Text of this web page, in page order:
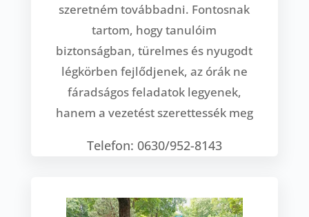
szeretném továbbadni. Fontosnak
tartom, hogy tanulóim
biztonságban, türelmes és nyugodt
légkörben fejlődjenek, az órák ne
fáradságos feladatok legyenek,
hanem a vezetést szerettessék meg
Telefon: 0630/952-8143